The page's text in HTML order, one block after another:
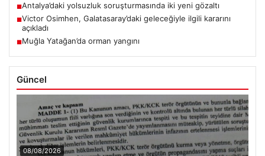
■Antalya’daki yolsuzluk soruşturmasında iki yeni gözaltı
■Victor Osimhen, Galatasaray’daki geleceğiyle ilgili kararını
açıkladı
■Muğla Yatağan’da orman yangını
Güncel
08/08/2026